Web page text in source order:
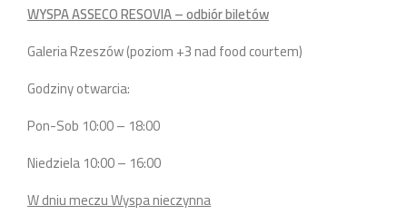
WYSPA ASSECO RESOVIA – odbiór biletów
Galeria Rzeszów (poziom +3 nad food courtem)
Godziny otwarcia:
Pon-Sob 10:00 – 18:00
Niedziela 10:00 – 16:00
W dniu meczu Wyspa nieczynna